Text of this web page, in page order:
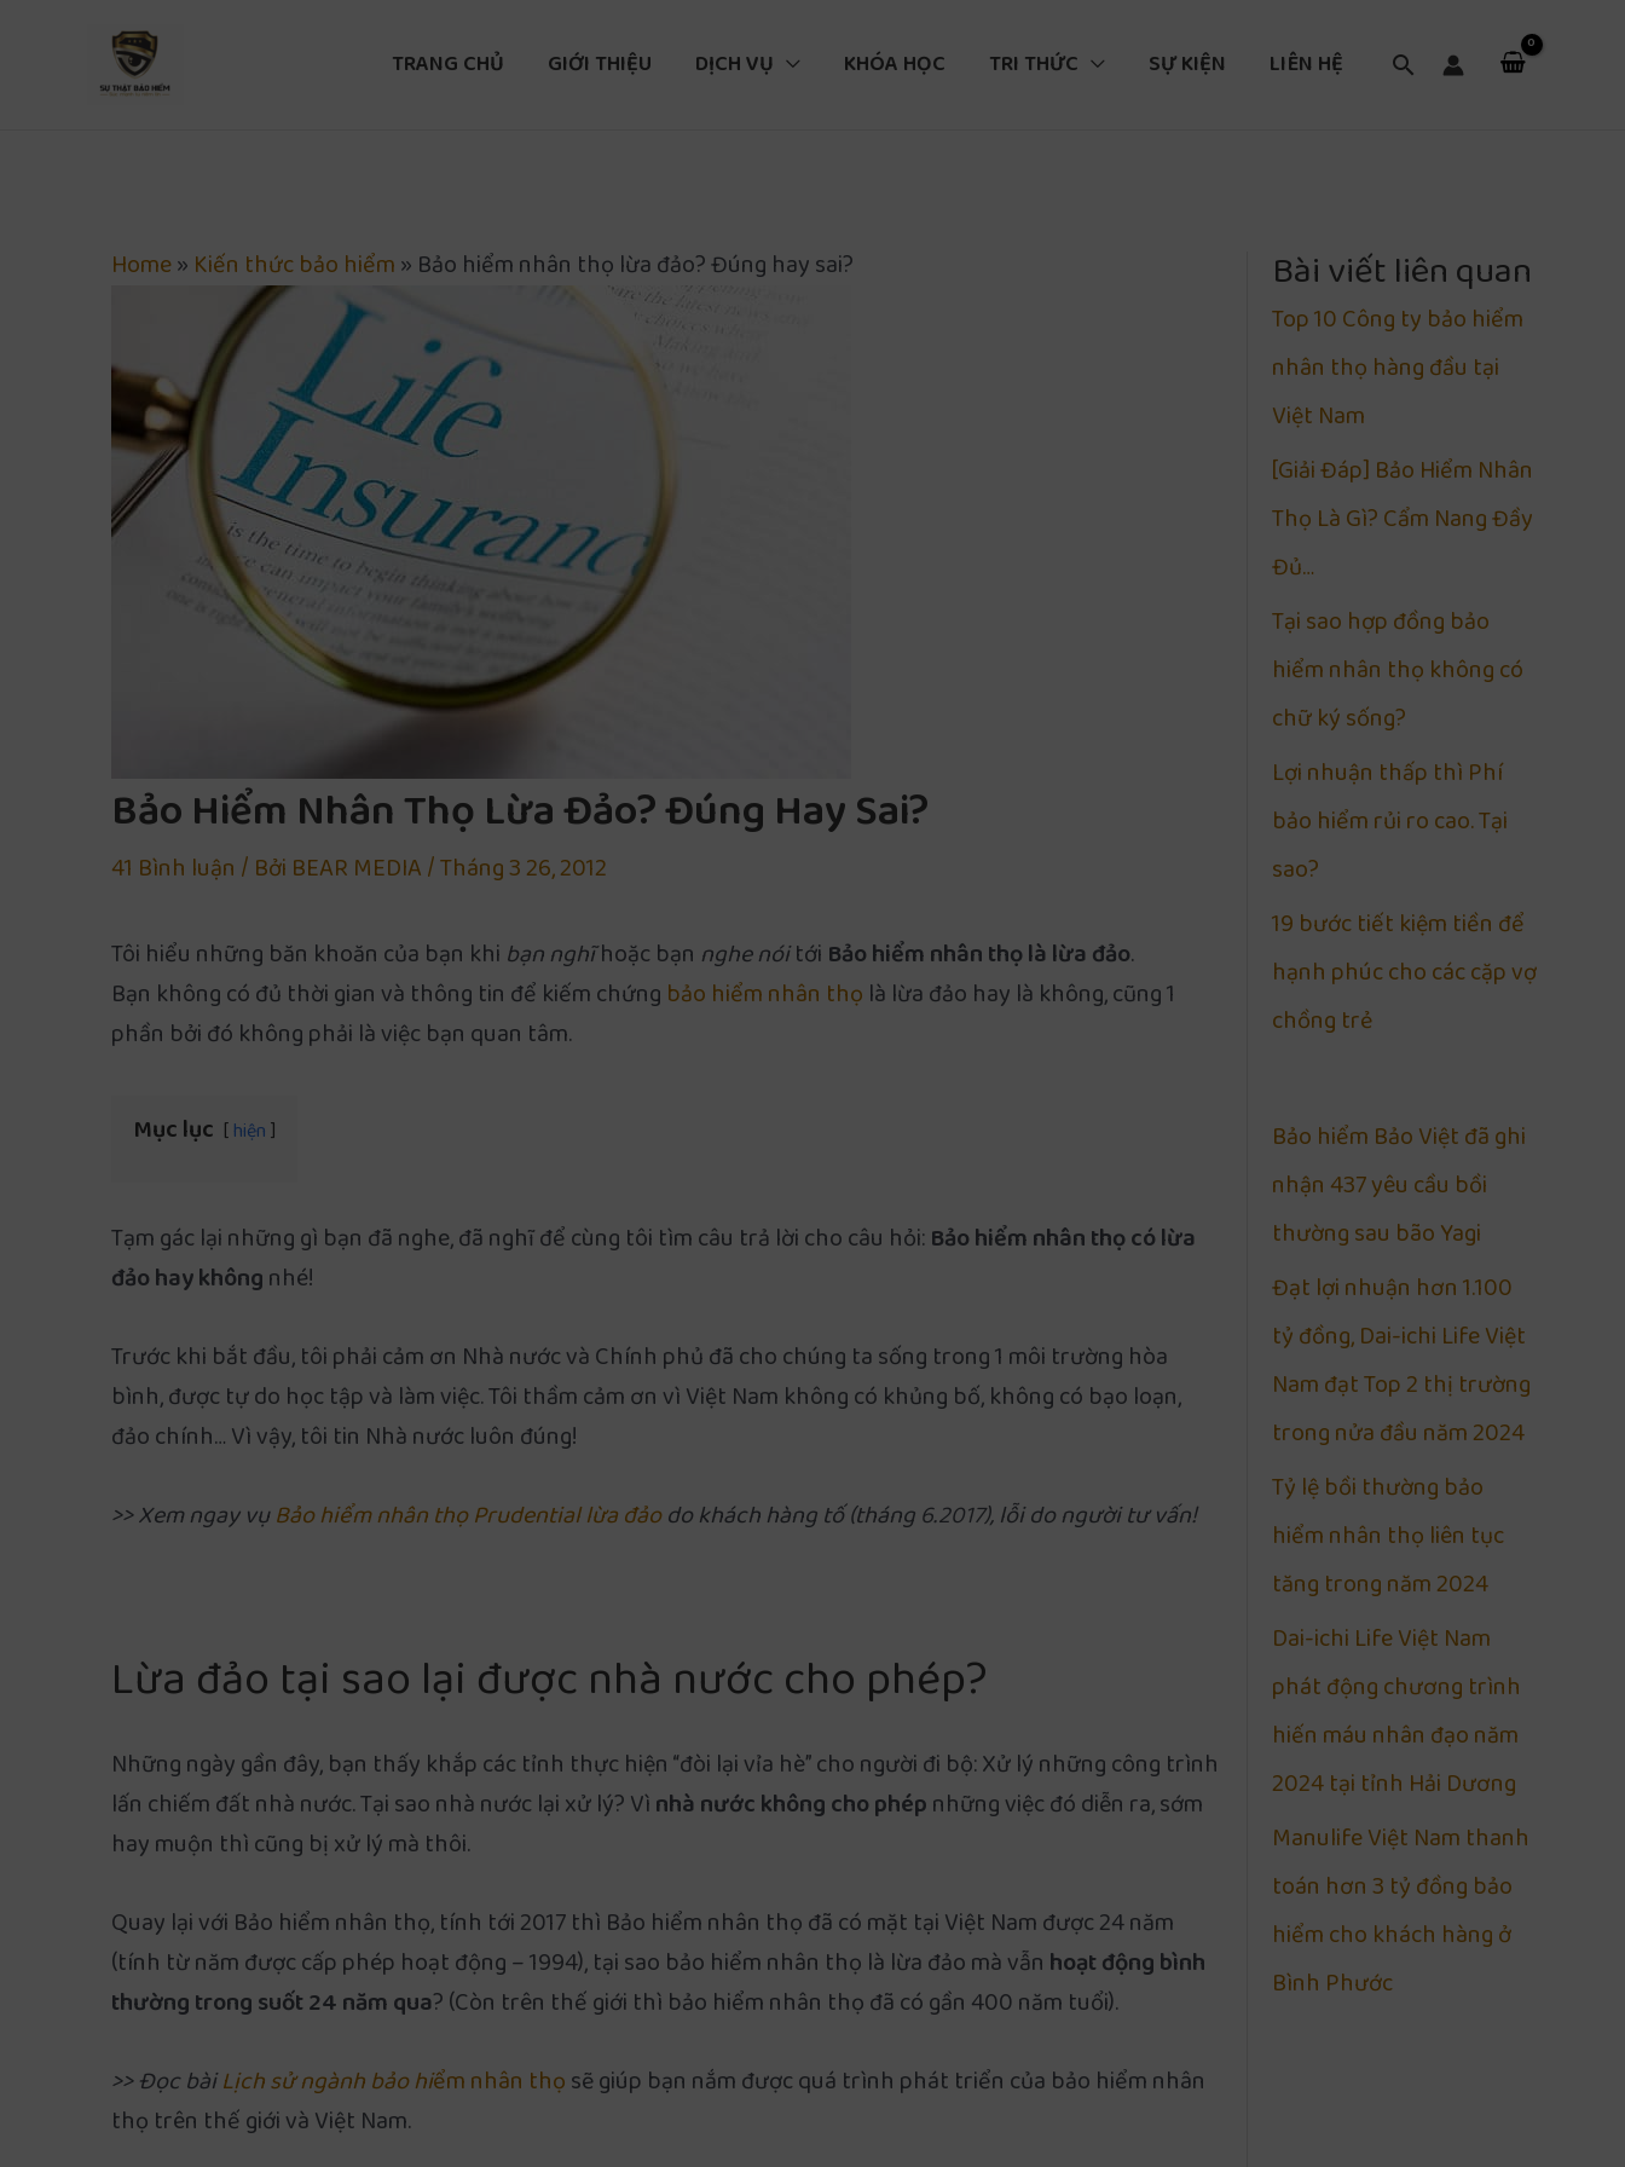
TRANG CHỦ GIỚI THIỆU DỊCH VỤ KHÓA HỌC TRI THỨC SỰ KIỆN LIÊN HỆ
Tìm
Home»Kiến thức bảo hiểm»Bảo hiểm nhân thọ lừa đảo? Đúng hay sai?
Bảo Hiểm Nhân Thọ Lừa Đảo? Đúng Hay Sai?
41 Bình luận/ BởiBEAR MEDIA/Tháng 3 26, 2012
Tôi hiểu những băn khoăn của bạn khibạn nghĩhoặc bạnnghe nóitớiBảo hiểm nhân thọ là lừa đảo.
Bạn không có đủ thời gian và thông tin để kiếm chứngbảo hiểm nhân thọlà lừa đảo hay là không, cũng 1
phần bởi đó không phải là việc bạn quan tâm.
Mục lục hiện
Tạm gác lại những gì bạn đã nghe, đã nghĩ để cùng tôi tìm câu trả lời cho câu hỏi:Bảo hiểm nhân thọ có lừa
đảo hay khôngnhé!
Trước khi bắt đầu, tôi phải cảm ơn Nhà nước và Chính phủ đã cho chúng ta sống trong 1 môi trường hòa
bình, được tự do học tập và làm việc. Tôi thầm cảm ơn vì Việt Nam không có khủng bố, không có bạo loạn,
đảo chính… Vì vậy, tôi tin Nhà nước luôn đúng!
>> Xem ngay vụBảo hiểm nhân thọ Prudential lừa đảodo khách hàng tố (tháng 6.2017), lỗi do người tư vấn!
Lừa đảo tại sao lại được nhà nước cho phép?
Những ngày gần đây, bạn thấy khắp các tỉnh thực hiện “đòi lại vỉa hè” cho người đi bộ: Xử lý những công trình
lấn chiếm đất nhà nước. Tại sao nhà nước lại xử lý? Vìnhà nước không cho phépnhững việc đó diễn ra, sớm
hay muộn thì cũng bị xử lý mà thôi.
Quay lại với Bảo hiểm nhân thọ, tính tới 2017 thì Bảo hiểm nhân thọ đã có mặt tại Việt Nam được 24 năm
(tính từ năm được cấp phép hoạt động – 1994), tại sao bảo hiểm nhân thọ là lừa đảo mà vẫnhoạt động bình
thường trong suốt 24 năm qua? (Còn trên thế giới thì bảo hiểm nhân thọ đã có gần 400 năm tuổi).
>> Đọc bàiLịch sử ngành bảo hiểm nhân thọsẽ giúp bạn nắm được quá trình phát triển của bảo hiểm nhân
thọ trên thế giới và Việt Nam.
Bài viết liên quan
Top 10 Công ty bảo hiểm
nhân thọ hàng đầu tại
Việt Nam
[Giải Đáp] Bảo Hiểm Nhân
Thọ Là Gì? Cẩm Nang Đầy
Đủ…
Tại sao hợp đồng bảo
hiểm nhân thọ không có
chữ ký sống?
Lợi nhuận thấp thì Phí
bảo hiểm rủi ro cao. Tại
sao?
19 bước tiết kiệm tiền để
hạnh phúc cho các cặp vợ
chồng trẻ
Bảo hiểm Bảo Việt đã ghi
nhận 437 yêu cầu bồi
thường sau bão Yagi
Đạt lợi nhuận hơn 1.100
tỷ đồng, Dai-ichi Life Việt
Nam đạt Top 2 thị trường
trong nửa đầu năm 2024
Tỷ lệ bồi thường bảo
hiểm nhân thọ liên tục
tăng trong năm 2024
Dai-ichi Life Việt Nam
phát động chương trình
hiến máu nhân đạo năm
2024 tại tỉnh Hải Dương
Manulife Việt Nam thanh
toán hơn 3 tỷ đồng bảo
hiểm cho khách hàng ở
Bình Phước